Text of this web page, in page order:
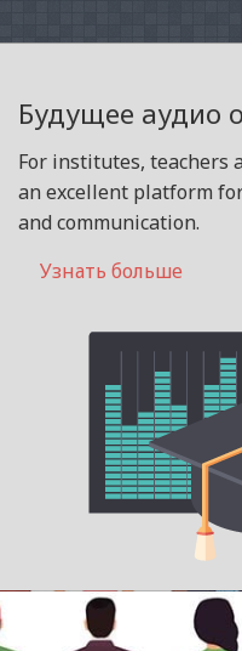
Будущее аудио
For institutes, teachers
an excellent platform
and communication.
Узнать больше